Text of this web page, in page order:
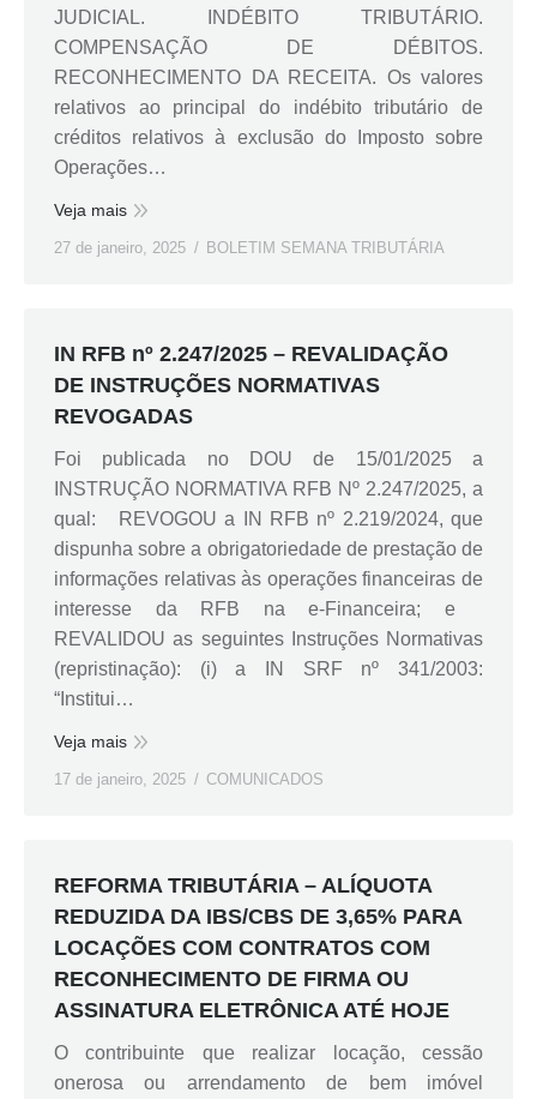
JUDICIAL. INDÉBITO TRIBUTÁRIO.
COMPENSAÇÃO DE DÉBITOS.
RECONHECIMENTO DA RECEITA. Os valores
relativos ao principal do indébito tributário de
créditos relativos à exclusão do Imposto sobre
Operações…
Veja mais
27 de janeiro, 2025 BOLETIM SEMANA TRIBUTÁRIA
IN RFB nº 2.247/2025 – REVALIDAÇÃO
DE INSTRUÇÕES NORMATIVAS
REVOGADAS
Foi publicada no DOU de 15/01/2025 a
INSTRUÇÃO NORMATIVA RFB Nº 2.247/2025, a
qual: REVOGOU a IN RFB nº 2.219/2024, que
dispunha sobre a obrigatoriedade de prestação de
informações relativas às operações financeiras de
interesse da RFB na e-Financeira; e
REVALIDOU as seguintes Instruções Normativas
(repristinação): (i) a IN SRF nº 341/2003:
“Institui…
Veja mais
17 de janeiro, 2025 COMUNICADOS
REFORMA TRIBUTÁRIA – ALÍQUOTA
REDUZIDA DA IBS/CBS DE 3,65% PARA
LOCAÇÕES COM CONTRATOS COM
RECONHECIMENTO DE FIRMA OU
ASSINATURA ELETRÔNICA ATÉ HOJE
O contribuinte que realizar locação, cessão
onerosa ou arrendamento de bem imóvel